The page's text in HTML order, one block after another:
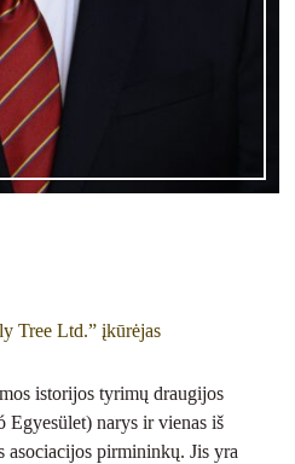
Tree Ltd.” įkūrėjas
istorijos tyrimų draugijos
Egyesület) narys ir vienas iš
asociacijos pirmininkų. Jis yra